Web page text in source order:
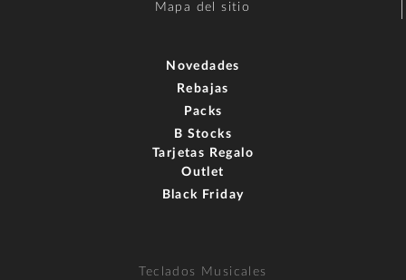
Mapa del sitio
Novedades
Rebajas
Packs
B Stocks
Tarjetas Regalo
Outlet
Black Friday
Teclados Musicales